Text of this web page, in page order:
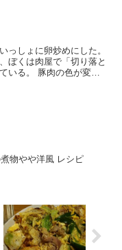
っしょに卵炒めにした。
ぼくは肉屋で「切り落と
いる。 豚肉の色が変わ
物やや洋風 レシピ